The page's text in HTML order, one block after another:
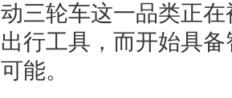
动三轮车这一品类正
出行工具，而开始具
可能。